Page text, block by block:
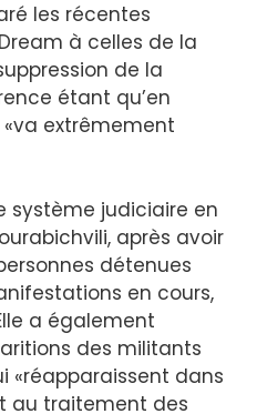
les récentes
à celles de la
de la
étant qu’en
«va extrêmement
système judiciaire en
après avoir
détenues
en cours,
a également
des militants
«réapparaissent dans
au traitement des